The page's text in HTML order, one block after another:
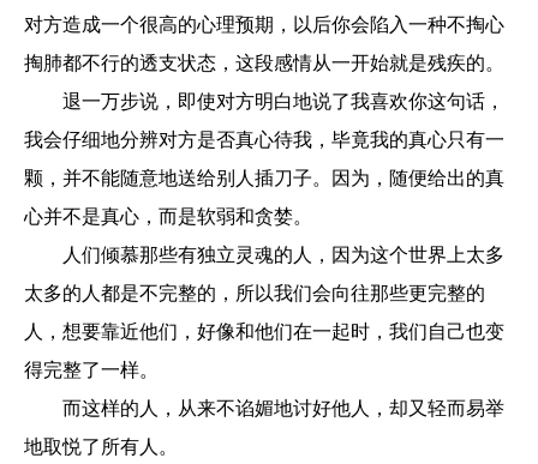
对方造成一个很高的心理预期，以后你会陷入一种不掏心
掏肺都不行的透支状态，这段感情从一开始就是残疾的。
退一万步说，即使对方明白地说了我喜欢你这句话，
我会仔细地分辨对方是否真心待我，毕竟我的真心只有一
颗，并不能随意地送给别人插刀子。因为，随便给出的真
心并不是真心，而是软弱和贪婪。
人们倾慕那些有独立灵魂的人，因为这个世界上太多
太多的人都是不完整的，所以我们会向往那些更完整的
人，想要靠近他们，好像和他们在一起时，我们自己也变
得完整了一样。
而这样的人，从来不谄媚地讨好他人，却又轻而易举
地取悦了所有人。